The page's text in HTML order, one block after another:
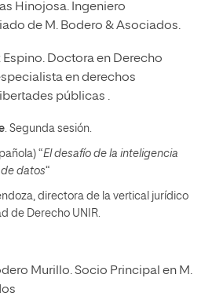
Hinojosa. Ingeniero
de M. Bodero & Asociados.
Espino. Doctora en Derecho
en derechos
públicas .
. Segunda sesión.
“El desafío de la inteligencia
datos“
directora de la vertical jurídico
de Derecho UNIR.
Murillo. Socio Principal en M.